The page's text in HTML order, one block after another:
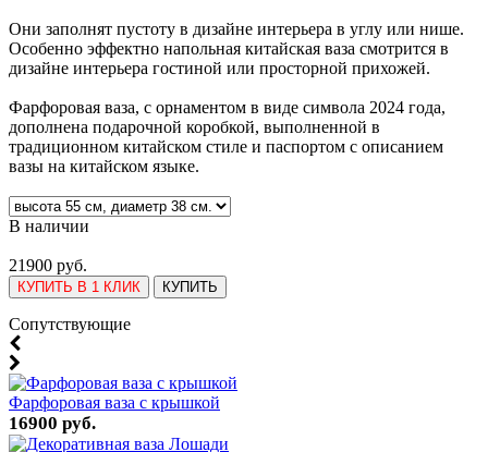
Они заполнят пустоту в дизайне интерьера в углу или нише.
Особенно эффектно напольная китайская ваза смотрится в
дизайне интерьера гостиной или просторной прихожей.
Фарфоровая ваза, с орнаментом в виде символа 2024 года,
дополнена подарочной коробкой, выполненной в
традиционном китайском стиле и паспортом с описанием
вазы на китайском языке.
В наличии
21900 руб.
КУПИТЬ В 1 КЛИК КУПИТЬ
Cопутствующие
Фарфоровая ваза с крышкой
16900 руб.